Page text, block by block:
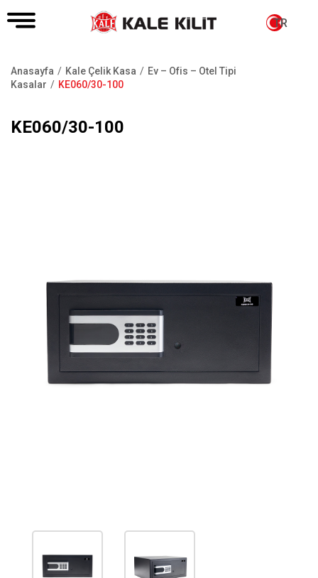
TR
Sayfa
Anasayfa Kale Çelik Kasa
Ev – Ofis – Otel Tipi
Kasalar
KE060/30-100
KE060/30-100